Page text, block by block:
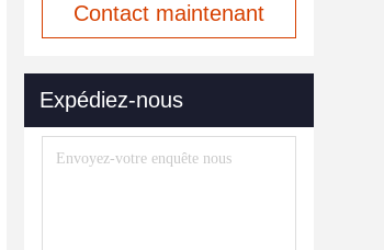
Contact maintenant
Expédiez-nous